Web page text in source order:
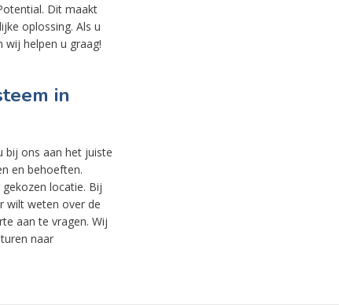
Dit maakt
oplossing. Als u
helpen u graag!
in
bij ons aan het juiste
en behoeften.
locatie. Bij
wilt weten over de
aan te vragen. Wij
naar